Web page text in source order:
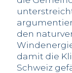
den
damit die
Schweiz